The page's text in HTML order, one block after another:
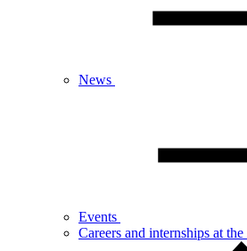
News
Events
Careers and internships at